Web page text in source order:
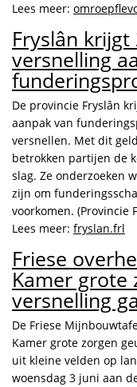
Lees meer:
Fryslân
versnelling
De provincie Fryslân
aanpak van
versnellen. Met dit
betrokken partijen de
slag. Ze onderzoeken
zijn om
voorkomen. (Provincie
Lees meer: fryslan.frl
Friese
Kamer grote
versnelling
De Friese
Kamer grote zorgen
uit kleine velden op
woensdag 3 juni aan